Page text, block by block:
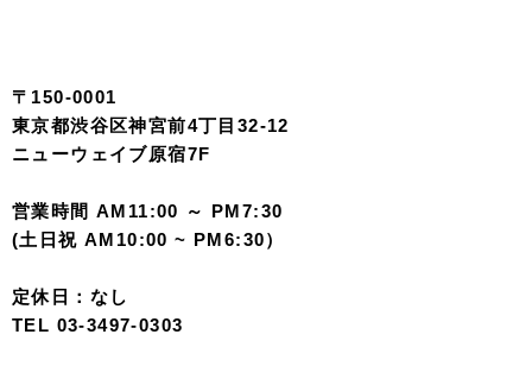
〒150-0001
東京都渋谷区神宮前4丁目32-12
ニューウェイブ原宿7F
営業時間 AM11:00 ～ PM7:30
(土日祝 AM10:00 ~ PM6:30）
定休日：なし
TEL 03-3497-0303